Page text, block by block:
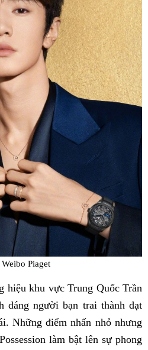
Piaget
khu vực Trung Quốc Trần
dáng người bạn trai thành đạt
Những điểm nhấn nhỏ nhưng
làm bật lên sự phong